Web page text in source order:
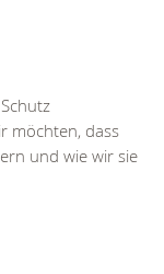
möchten, dass
und wie wir sie